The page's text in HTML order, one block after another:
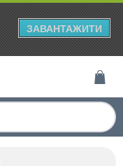
ЗАВАНТАЖИТИ